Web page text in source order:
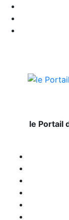
le Portail